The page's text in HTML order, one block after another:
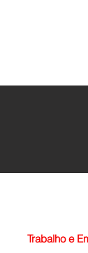
Trabalho e